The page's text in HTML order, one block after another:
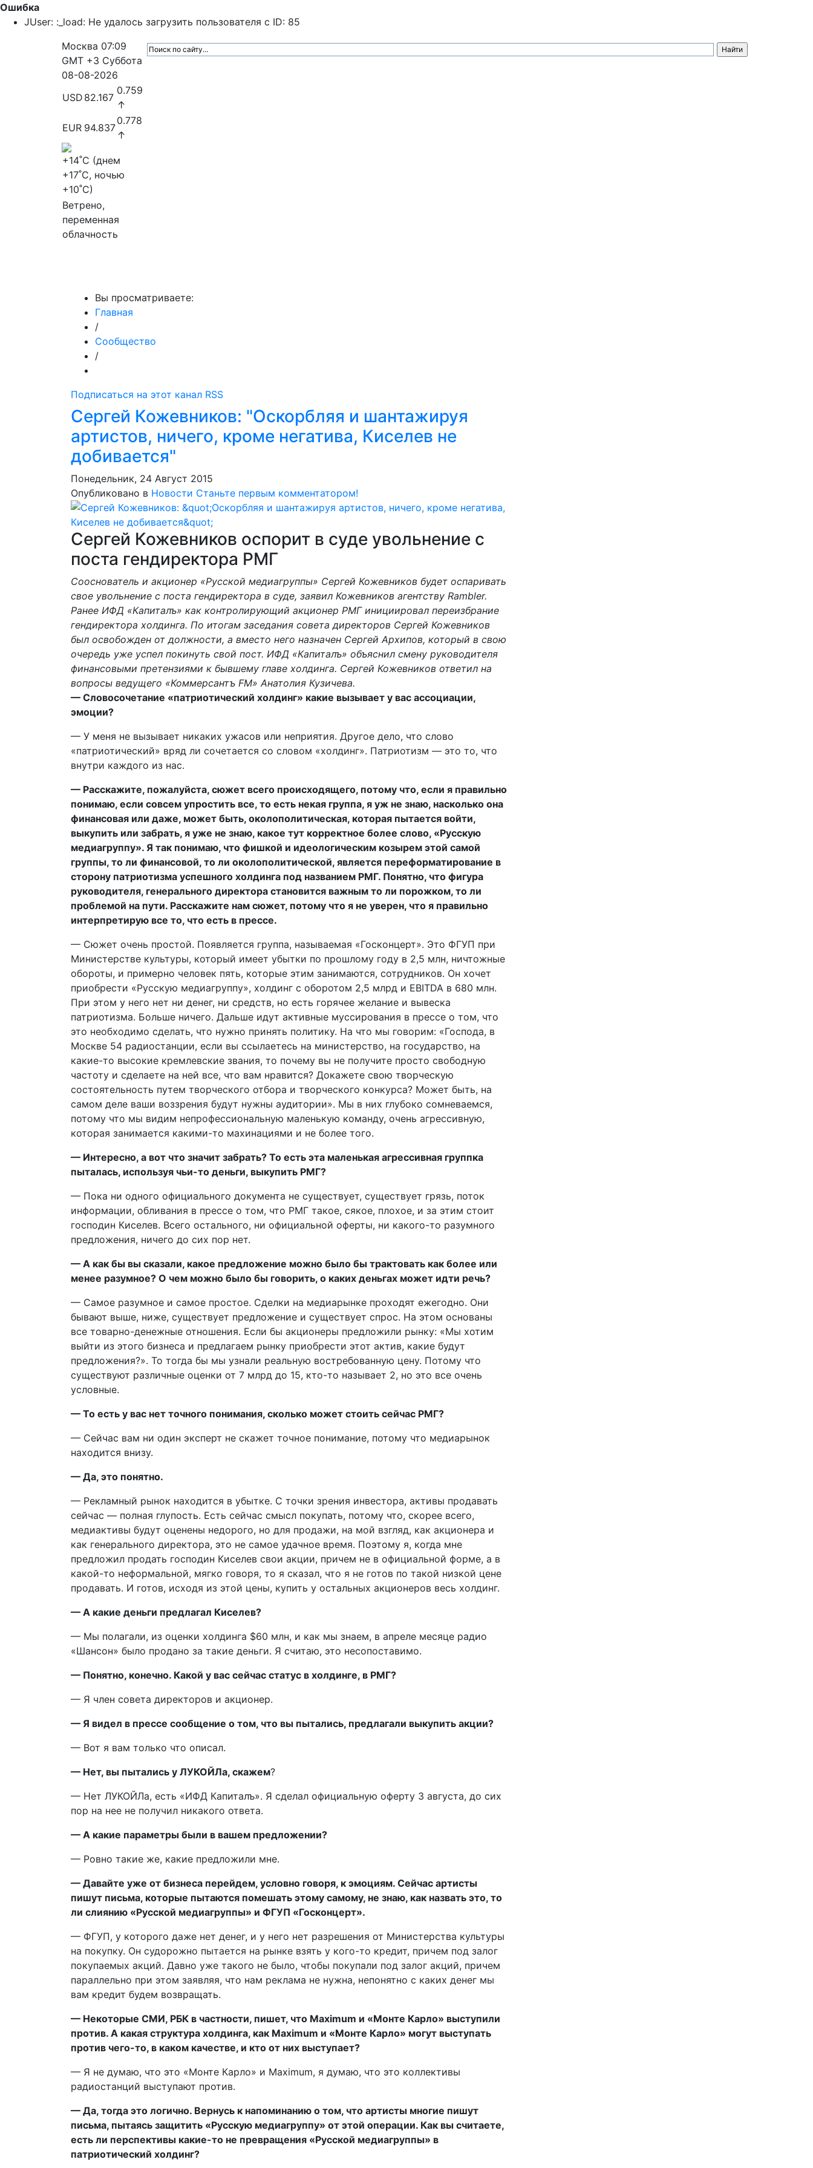
Ошибка
JUser: :_load: Не удалось загрузить пользователя с ID: 85
Москва 07:09
GMT +3 Суббота
08-08-2026
USD 82.167
0.759
↑
EUR 94.837
0.778
↑
+14˚C (днем
+17˚C, ночью
+10˚C)
Ветрено,
переменная
облачность
Вы просматриваете:
Главная
/
Сообщество
/
Подписаться на этот канал RSS
Сергей Кожевников: "Оскорбляя и шантажируя
артистов, ничего, кроме негатива, Киселев не
добивается"
Понедельник, 24 Август 2015
Опубликовано в Новости Станьте первым комментатором!
Сергей Кожевников оспорит в суде увольнение с
поста гендиректора РМГ
Сооснователь и акционер «Русской медиагруппы» Сергей Кожевников будет оспаривать
свое увольнение с поста гендиректора в суде, заявил Кожевников агентству Rambler.
Ранее ИФД «Капиталъ» как контролирующий акционер РМГ инициировал переизбрание
гендиректора холдинга. По итогам заседания совета директоров Сергей Кожевников
был освобожден от должности, а вместо него назначен Сергей Архипов, который в свою
очередь уже успел покинуть свой пост. ИФД «Капиталъ» объяснил смену руководителя
финансовыми претензиями к бывшему главе холдинга. Сергей Кожевников ответил на
вопросы ведущего «Коммерсантъ FM» Анатолия Кузичева.
— Словосочетание «патриотический холдинг» какие вызывает у вас ассоциации,
эмоции?
— У меня не вызывает никаких ужасов или неприятия. Другое дело, что слово
«патриотический» вряд ли сочетается со словом «холдинг». Патриотизм — это то, что
внутри каждого из нас.
— Расскажите, пожалуйста, сюжет всего происходящего, потому что, если я правильно
понимаю, если совсем упростить все, то есть некая группа, я уж не знаю, насколько она
финансовая или даже, может быть, околополитическая, которая пытается войти,
выкупить или забрать, я уже не знаю, какое тут корректное более слово, «Русскую
медиагруппу». Я так понимаю, что фишкой и идеологическим козырем этой самой
группы, то ли финансовой, то ли околополитической, является переформатирование в
сторону патриотизма успешного холдинга под названием РМГ. Понятно, что фигура
руководителя, генерального директора становится важным то ли порожком, то ли
проблемой на пути. Расскажите нам сюжет, потому что я не уверен, что я правильно
интерпретирую все то, что есть в прессе.
— Сюжет очень простой. Появляется группа, называемая «Госконцерт». Это ФГУП при
Министерстве культуры, который имеет убытки по прошлому году в 2,5 млн, ничтожные
обороты, и примерно человек пять, которые этим занимаются, сотрудников. Он хочет
приобрести «Русскую медиагруппу», холдинг с оборотом 2,5 млрд и EBITDA в 680 млн.
При этом у него нет ни денег, ни средств, но есть горячее желание и вывеска
патриотизма. Больше ничего. Дальше идут активные муссирования в прессе о том, что
это необходимо сделать, что нужно принять политику. На что мы говорим: «Господа, в
Москве 54 радиостанции, если вы ссылаетесь на министерство, на государство, на
какие-то высокие кремлевские звания, то почему вы не получите просто свободную
частоту и сделаете на ней все, что вам нравится? Докажете свою творческую
состоятельность путем творческого отбора и творческого конкурса? Может быть, на
самом деле ваши воззрения будут нужны аудитории». Мы в них глубоко сомневаемся,
потому что мы видим непрофессиональную маленькую команду, очень агрессивную,
которая занимается какими-то махинациями и не более того.
— Интересно, а вот что значит забрать? То есть эта маленькая агрессивная группка
пыталась, используя чьи-то деньги, выкупить РМГ?
— Пока ни одного официального документа не существует, существует грязь, поток
информации, обливания в прессе о том, что РМГ такое, сякое, плохое, и за этим стоит
господин Киселев. Всего остального, ни официальной оферты, ни какого-то разумного
предложения, ничего до сих пор нет.
— А как бы вы сказали, какое предложение можно было бы трактовать как более или
менее разумное? О чем можно было бы говорить, о каких деньгах может идти речь?
— Самое разумное и самое простое. Сделки на медиарынке проходят ежегодно. Они
бывают выше, ниже, существует предложение и существует спрос. На этом основаны
все товарно-денежные отношения. Если бы акционеры предложили рынку: «Мы хотим
выйти из этого бизнеса и предлагаем рынку приобрести этот актив, какие будут
предложения?». То тогда бы мы узнали реальную востребованную цену. Потому что
существуют различные оценки от 7 млрд до 15, кто-то называет 2, но это все очень
условные.
— То есть у вас нет точного понимания, сколько может стоить сейчас РМГ?
— Сейчас вам ни один эксперт не скажет точное понимание, потому что медиарынок
находится внизу.
— Да, это понятно.
— Рекламный рынок находится в убытке. С точки зрения инвестора, активы продавать
сейчас — полная глупость. Есть сейчас смысл покупать, потому что, скорее всего,
медиактивы будут оценены недорого, но для продажи, на мой взгляд, как акционера и
как генерального директора, это не самое удачное время. Поэтому я, когда мне
предложил продать господин Киселев свои акции, причем не в официальной форме, а в
какой-то неформальной, мягко говоря, то я сказал, что я не готов по такой низкой цене
продавать. И готов, исходя из этой цены, купить у остальных акционеров весь холдинг.
— А какие деньги предлагал Киселев?
— Мы полагали, из оценки холдинга $60 млн, и как мы знаем, в апреле месяце радио
«Шансон» было продано за такие деньги. Я считаю, это несопоставимо.
— Понятно, конечно. Какой у вас сейчас статус в холдинге, в РМГ?
— Я член совета директоров и акционер.
— Я видел в прессе сообщение о том, что вы пытались, предлагали выкупить акции?
— Вот я вам только что описал.
— Нет, вы пытались у ЛУКОЙЛа, скажем?
— Нет ЛУКОЙЛа, есть «ИФД Капиталъ». Я сделал официальную оферту 3 августа, до сих
пор на нее не получил никакого ответа.
— А какие параметры были в вашем предложении?
— Ровно такие же, какие предложили мне.
— Давайте уже от бизнеса перейдем, условно говоря, к эмоциям. Сейчас артисты
пишут письма, которые пытаются помешать этому самому, не знаю, как назвать это, то
ли слиянию «Русской медиагруппы» и ФГУП «Госконцерт».
— ФГУП, у которого даже нет денег, и у него нет разрешения от Министерства культуры
на покупку. Он судорожно пытается на рынке взять у кого-то кредит, причем под залог
покупаемых акций. Давно уже такого не было, чтобы покупали под залог акций, причем
параллельно при этом заявляя, что нам реклама не нужна, непонятно с каких денег мы
вам кредит будем возвращать.
— Некоторые СМИ, РБК в частности, пишет, что Maximum и «Монте Карло» выступили
против. А какая структура холдинга, как Maximum и «Монте Карло» могут выступать
против чего-то, в каком качестве, и кто от них выступает?
— Я не думаю, что это «Монте Карло» и Maximum, я думаю, что это коллективы
радиостанций выступают против.
— Да, тогда это логично. Вернусь к напоминанию о том, что артисты многие пишут
письма, пытаясь защитить «Русскую медиагруппу» от этой операции. Как вы считаете,
есть ли перспективы какие-то не превращения «Русской медиагруппы» в
патриотический холдинг?